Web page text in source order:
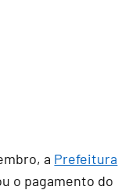
a Prefeitura
o pagamento do